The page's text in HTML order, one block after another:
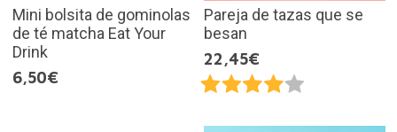
Mini bolsita de gominolas
de té matcha Eat Your
Drink
6,50€
Pareja de tazas que se
besan
22,45€